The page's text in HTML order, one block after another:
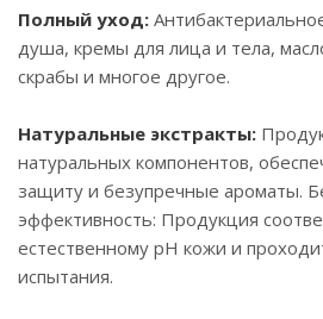
Полный уход:
душа, кремы для лица и тела,
скрабы и многое другое.
Натуральные экстракты:
натуральных компонентов,
защиту и безупречные ароматы.
эффективность: Продукция
естественному pH кожи и
испытания.